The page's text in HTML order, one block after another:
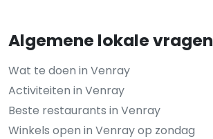
Algemene lokale vragen
Wat te doen in Venray
Activiteiten in Venray
Beste restaurants in Venray
Winkels open in Venray op zondag